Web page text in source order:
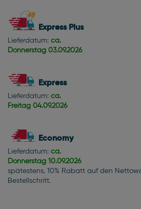
Express Plus
Lieferdatum: ca.
Donnerstag 03.09.2026
Express
Lieferdatum: ca.
Freitag 04.09.2026
Economy
Lieferdatum: ca.
Donnerstag 10.09.2026
spätestens. 10% Rabatt auf den
Bestellschritt.